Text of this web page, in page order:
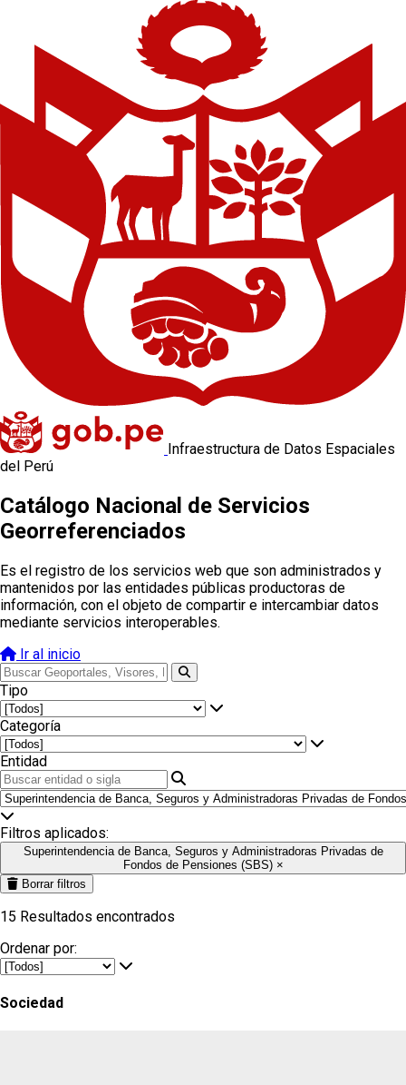
Infraestructura de Datos Espaciales
del Perú
Catálogo Nacional de Servicios
Georreferenciados
Es el registro de los servicios web que son administrados y
mantenidos por las entidades públicas productoras de
información, con el objeto de compartir e intercambiar datos
mediante servicios interoperables.
Ir al inicio
Tipo
Categoría
Entidad
Filtros aplicados:
Superintendencia de Banca, Seguros y Administradoras Privadas de
Fondos de Pensiones (SBS) ×
Borrar filtros
15 Resultados encontrados
Ordenar por:
Sociedad